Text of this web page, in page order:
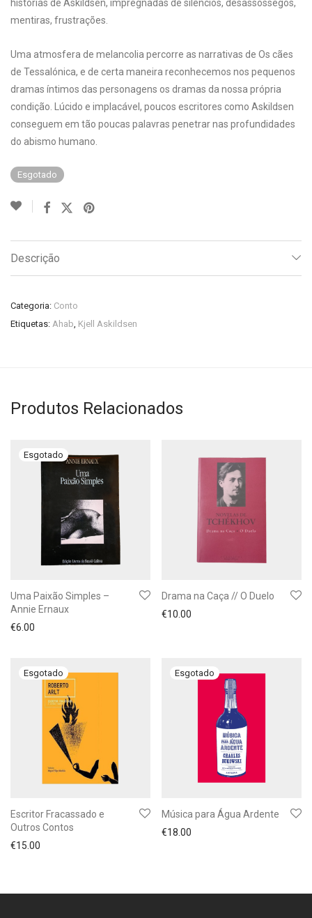
histórias de Askildsen, impregnadas de silêncios, desassossegos,
mentiras, frustrações.
Uma atmosfera de melancolia percorre as narrativas de Os cães
de Tessalónica, e de certa maneira reconhecemos nos pequenos
dramas íntimos das personagens os dramas da nossa própria
condição. Lúcido e implacável, poucos escritores como Askildsen
conseguem em tão poucas palavras penetrar nas profundidades
do abismo humano.
Esgotado
Descrição
Categoria: Conto
Etiquetas: Ahab, Kjell Askildsen
Produtos Relacionados
Uma Paixão Simples –
Annie Ernaux
€6.00
Drama na Caça // O Duelo
€10.00
Escritor Fracassado e
Outros Contos
€15.00
Música para Água Ardente
€18.00